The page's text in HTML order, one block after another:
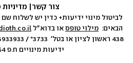
צור קשר
הבאים: מילוי טופס או בדוא״ל
ידיעות מינויים ח.פ 540181054